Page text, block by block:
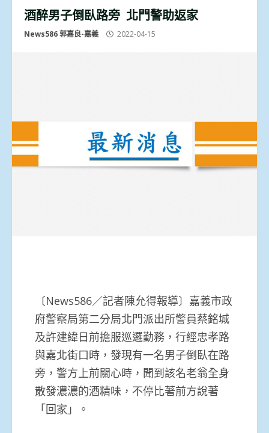
酒醉男子倒臥路旁 北門警助返家
News586 郭嘉良-嘉義 2022-04-15
〔News586／記者陳允得報導〕嘉義市政
府警察局第二分局北門派出所警員蔡銘城
及許建緯日前擔服巡邏勤務，行經忠孝路
與嘉北街口時，發現有一名男子倒臥在路
旁，警方上前關心時，聞到該名老翁全身
散發濃濃的酒精味，不停比著前方說著
「回家」。